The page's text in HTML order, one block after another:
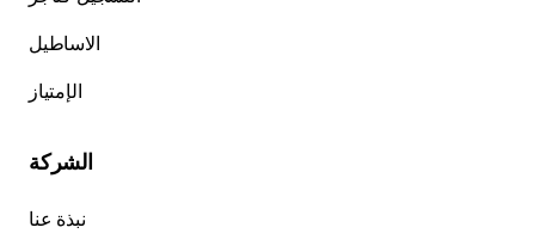
الاساطيل
الإمتياز
الشركة
نبذة عنا